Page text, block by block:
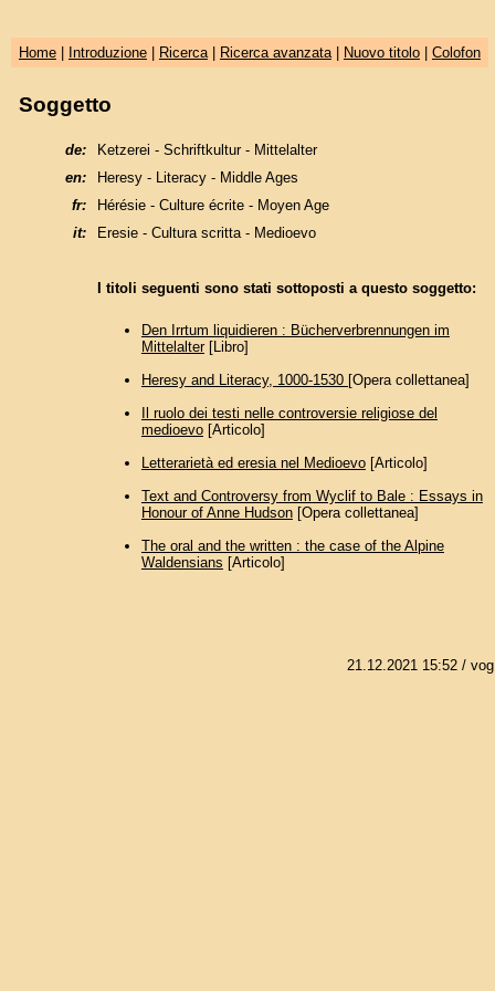
Home| Introduzione| Ricerca| Ricerca avanzata| Nuovo titolo| Colofon
Soggetto
de:
Ketzerei - Schriftkultur - Mittelalter
en:
Heresy - Literacy - Middle Ages
fr:
Hérésie - Culture écrite - Moyen Age
it:
Eresie - Cultura scritta - Medioevo
I titoli seguenti sono stati sottoposti a questo soggetto:
Den Irrtum liquidieren : Bücherverbrennungen im
Mittelalter[Libro]
Heresy and Literacy, 1000-1530 [Opera collettanea]
Il ruolo dei testi nelle controversie religiose del
medioevo[Articolo]
Letterarietà ed eresia nel Medioevo[Articolo]
Text and Controversy from Wyclif to Bale : Essays in
Honour of Anne Hudson[Opera collettanea]
The oral and the written : the case of the Alpine
Waldensians [Articolo]
21.12.2021 15:52/ vog